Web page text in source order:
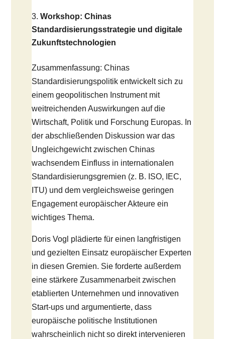
Workshop: Chinas
Standardisierungsstrategie und digitale
Zukunftstechnologien
Zusammenfassung: Chinas
Standardisierungspolitik entwickelt sich zu
einem geopolitischen Instrument mit
weitreichenden Auswirkungen auf die
Wirtschaft, Politik und Forschung Europas. In
der abschließenden Diskussion war das
Ungleichgewicht zwischen Chinas
wachsendem Einfluss in internationalen
Standardisierungsgremien (z. B. ISO, IEC,
ITU) und dem vergleichsweise geringen
Engagement europäischer Akteure ein
wichtiges Thema.
Doris Vogl plädierte für einen langfristigen
und gezielten Einsatz europäischer Experten
in diesen Gremien. Sie forderte außerdem
eine stärkere Zusammenarbeit zwischen
etablierten Unternehmen und innovativen
Start-ups und argumentierte, dass
europäische politische Institutionen
wahrscheinlich nicht so direkt intervenieren